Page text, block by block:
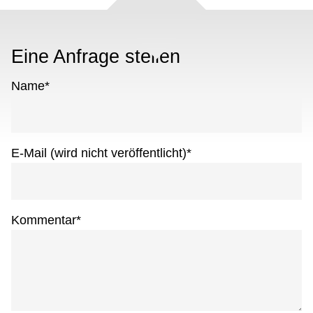
Eine Anfrage stellen
Name*
E-Mail (wird nicht veröffentlicht)*
Kommentar*